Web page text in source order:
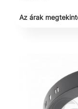
Az árak